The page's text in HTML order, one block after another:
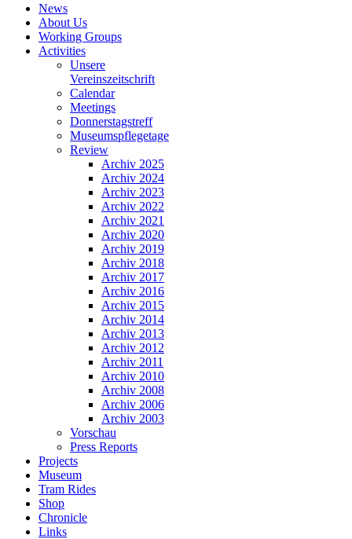
News
About Us
Working Groups
Activities
Unsere
Vereinszeitschrift
Calendar
Meetings
Donnerstagstreff
Museumspflegetage
Review
Archiv 2025
Archiv 2024
Archiv 2023
Archiv 2022
Archiv 2021
Archiv 2020
Archiv 2019
Archiv 2018
Archiv 2017
Archiv 2016
Archiv 2015
Archiv 2014
Archiv 2013
Archiv 2012
Archiv 2011
Archiv 2010
Archiv 2008
Archiv 2006
Archiv 2003
Vorschau
Press Reports
Projects
Museum
Tram Rides
Shop
Chronicle
Links